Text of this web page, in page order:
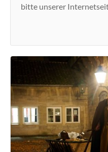
bitte unserer